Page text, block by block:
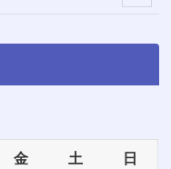
金 土 日